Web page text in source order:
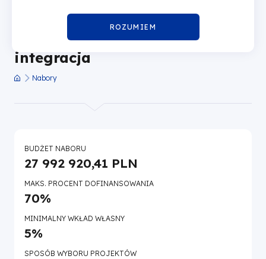
ROZUMIEM
Wielkopolski
Działanie 6.10 Aktywna
integracja
nawigacyjna
Nabory
BUDŻET NABORU
27 992 920,41 PLN
MAKS. PROCENT DOFINANSOWANIA
70%
MINIMALNY WKŁAD WŁASNY
5%
SPOSÓB WYBORU PROJEKTÓW